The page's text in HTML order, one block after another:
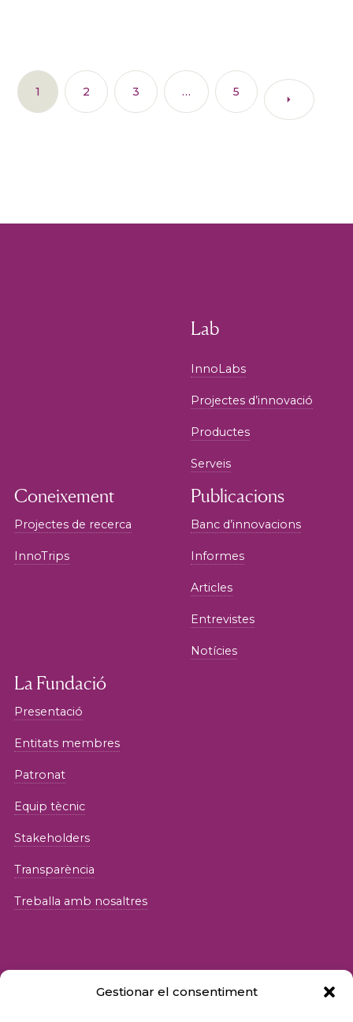
Gestionar el consentiment
1 2 3 … 5
Lab
InnoLabs
Projectes d’innovació
Productes
Serveis
Coneixement
Projectes de recerca
InnoTrips
Publicacions
Banc d’innovacions
Informes
Articles
Entrevistes
Notícies
La Fundació
Presentació
Entitats membres
Patronat
Equip tècnic
Stakeholders
Transparència
Treballa amb nosaltres